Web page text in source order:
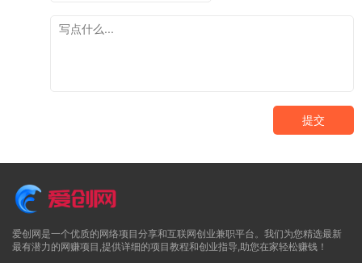
提交
爱创网是一个优质的网络项目分享和互联网创业兼职平台。我们为您精选最新
最有潜力的网赚项目,提供详细的项目教程和创业指导,助您在家轻松赚钱！